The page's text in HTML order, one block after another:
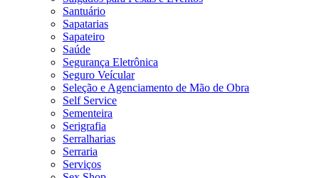
Santuário
Sapatarias
Sapateiro
Saúde
Segurança Eletrônica
Seguro Veícular
Seleção e Agenciamento de Mão de Obra
Self Service
Sementeira
Serigrafia
Serralharias
Serraria
Serviços